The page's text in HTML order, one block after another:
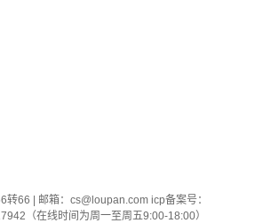
66 | 邮箱： cs@loupan.com icp备案号：
（在线时间为周一至周五9:00-18:00）